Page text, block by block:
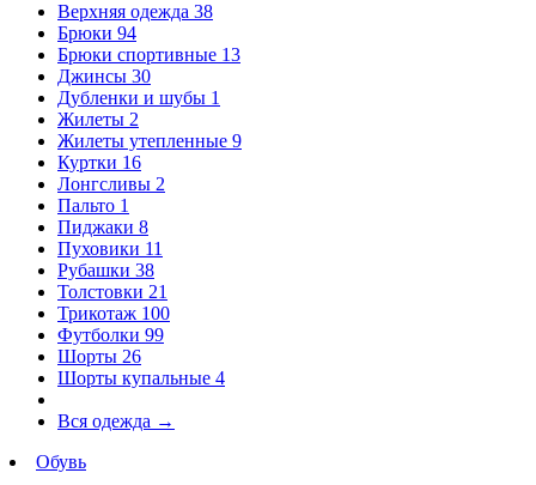
Верхняя одежда 38
Брюки 94
Брюки спортивные 13
Джинсы 30
Дубленки и шубы 1
Жилеты 2
Жилеты утепленные 9
Куртки 16
Лонгсливы 2
Пальто 1
Пиджаки 8
Пуховики 11
Рубашки 38
Толстовки 21
Трикотаж 100
Футболки 99
Шорты 26
Шорты купальные 4
Вся одежда →
Обувь